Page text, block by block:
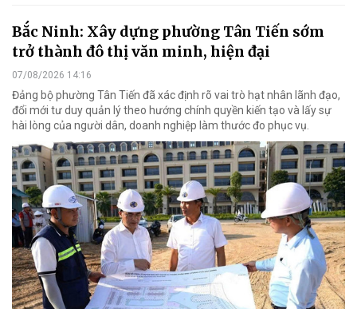
Bắc Ninh: Xây dựng phường Tân Tiến sớm
trở thành đô thị văn minh, hiện đại
07/08/2026 14:16
Đảng bộ phường Tân Tiến đã xác định rõ vai trò hạt nhân lãnh đạo,
đổi mới tư duy quản lý theo hướng chính quyền kiến tạo và lấy sự
hài lòng của người dân, doanh nghiệp làm thước đo phục vụ.